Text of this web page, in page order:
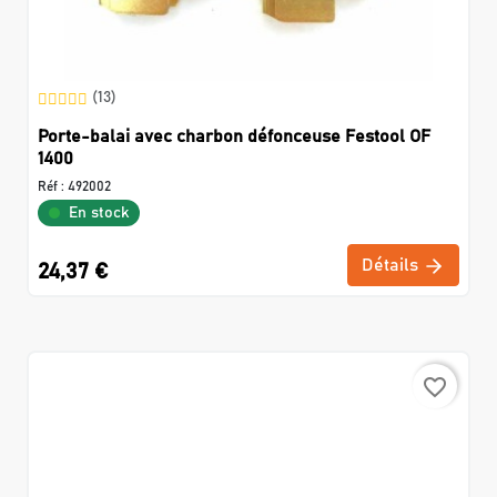
(13)
Porte-balai avec charbon défonceuse Festool OF
1400
Réf : 492002
En stock
24,37 € Détails
favorite_border